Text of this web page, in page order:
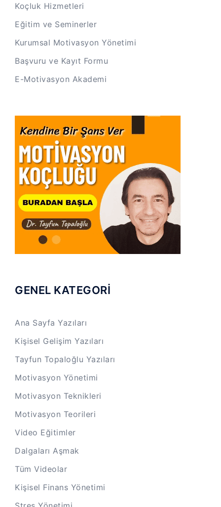
Koçluk Hizmetleri
Eğitim ve Seminerler
Kurumsal Motivasyon Yönetimi
Başvuru ve Kayıt Formu
E-Motivasyon Akademi
GENEL KATEGORİ
Ana Sayfa Yazıları
Kişisel Gelişim Yazıları
Tayfun Topaloğlu Yazıları
Motivasyon Yönetimi
Motivasyon Teknikleri
Motivasyon Teorileri
Video Eğitimler
Dalgaları Aşmak
Tüm Videolar
Kişisel Finans Yönetimi